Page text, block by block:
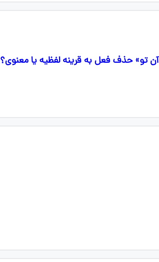
تو» حذف فعل به قرینه لفظیه یا معنوی؟